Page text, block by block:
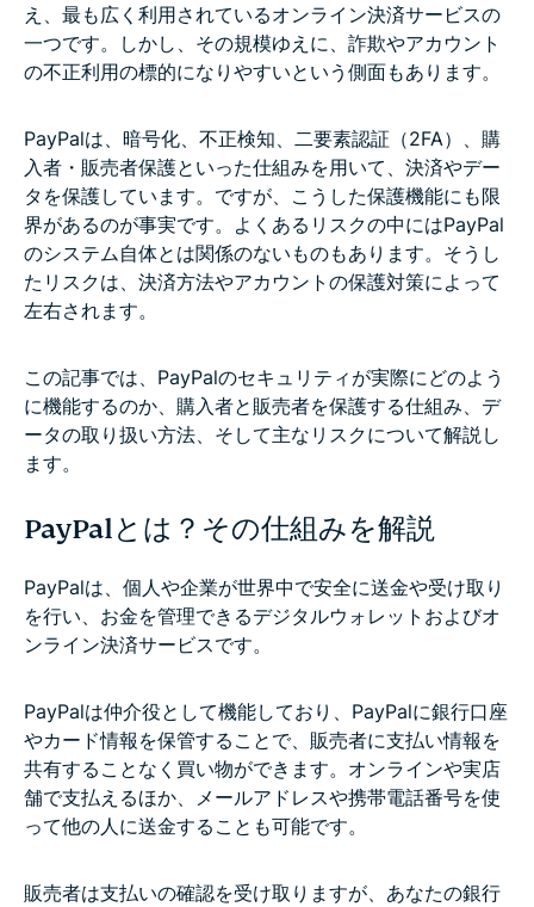
え、最も広く利用されているオンライン決済サービスの
一つです。しかし、その規模ゆえに、詐欺やアカウント
の不正利用の標的になりやすいという側面もあります。
PayPalは、暗号化、不正検知、二要素認証（2FA）、購
入者・販売者保護といった仕組みを用いて、決済やデー
タを保護しています。ですが、こうした保護機能にも限
界があるのが事実です。よくあるリスクの中にはPayPal
のシステム自体とは関係のないものもあります。そうし
たリスクは、決済方法やアカウントの保護対策によって
左右されます。
この記事では、PayPalのセキュリティが実際にどのよう
に機能するのか、購入者と販売者を保護する仕組み、デ
ータの取り扱い方法、そして主なリスクについて解説し
ます。
PayPalとは？その仕組みを解説
PayPalは、個人や企業が世界中で安全に送金や受け取り
を行い、お金を管理できるデジタルウォレットおよびオ
ンライン決済サービスです。
PayPalは仲介役として機能しており、PayPalに銀行口座
やカード情報を保管することで、販売者に支払い情報を
共有することなく買い物ができます。オンラインや実店
舗で支払えるほか、メールアドレスや携帯電話番号を使
って他の人に送金することも可能です。
販売者は支払いの確認を受け取りますが、あなたの銀行